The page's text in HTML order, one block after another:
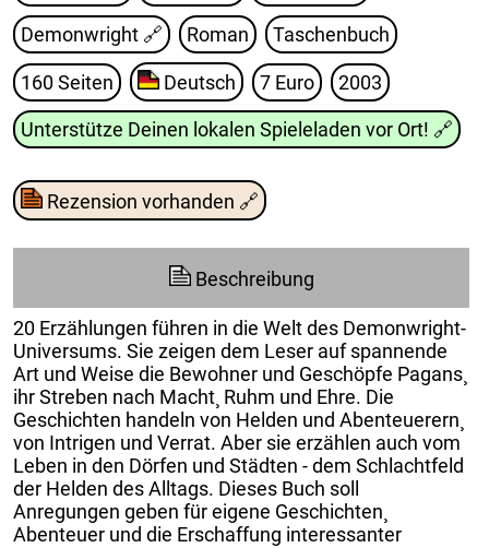
Demonwright 🔗 Roman Taschenbuch
160 Seiten Deutsch 7 Euro 2003
Unterstütze Deinen lokalen Spieleladen vor Ort! 🔗
Rezension vorhanden 🔗
Beschreibung
20 Erzählungen führen in die Welt des Demonwright-
Universums. Sie zeigen dem Leser auf spannende
Art und Weise die Bewohner und Geschöpfe Pagans¸
ihr Streben nach Macht¸ Ruhm und Ehre. Die
Geschichten handeln von Helden und Abenteuerern¸
von Intrigen und Verrat. Aber sie erzählen auch vom
Leben in den Dörfen und Städten - dem Schlachtfeld
der Helden des Alltags. Dieses Buch soll
Anregungen geben für eigene Geschichten¸
Abenteuer und die Erschaffung interessanter